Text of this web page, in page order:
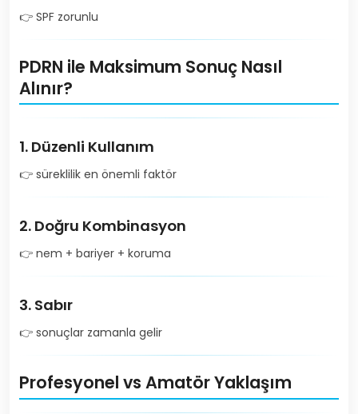
👉 SPF zorunlu
PDRN ile Maksimum Sonuç Nasıl
Alınır?
1. Düzenli Kullanım
👉 süreklilik en önemli faktör
2. Doğru Kombinasyon
👉 nem + bariyer + koruma
3. Sabır
👉 sonuçlar zamanla gelir
Profesyonel vs Amatör Yaklaşım